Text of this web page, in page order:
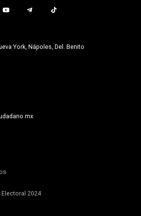
York, Nápoles, Del. Benito
2024